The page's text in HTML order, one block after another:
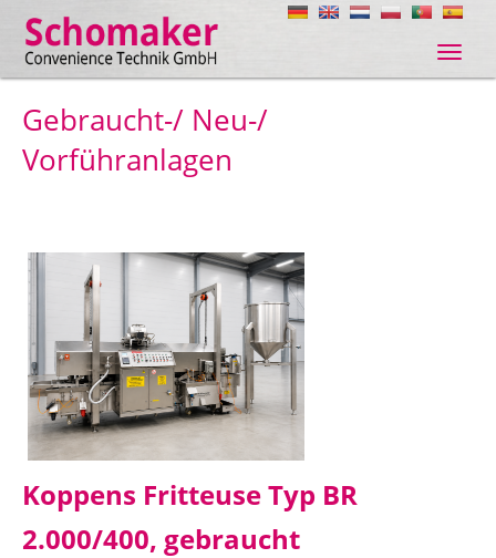
ein-/
Gebraucht-/ Neu-/
Vorführanlagen
Koppens Fritteuse Typ BR
2.000/400, gebraucht